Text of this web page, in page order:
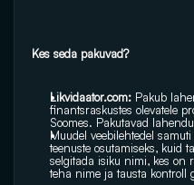
Kes seda pakuvad?
Likvidaator.com: Pakub
finantsraskustes olevatele
Soomes. Pakutavad
Muudel veebilehtedel
teenuste osutamiseks, kuid
selgitada isiku nimi, kes on
teha nime ja tausta kontroll